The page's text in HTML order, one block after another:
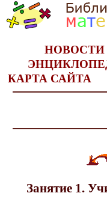
НОВОСТИ
КАРТА САЙТА
Занятие 1.